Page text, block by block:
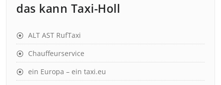
das kann Taxi-Holl
ALT AST RufTaxi
Chauffeurservice
ein Europa – ein taxi.eu